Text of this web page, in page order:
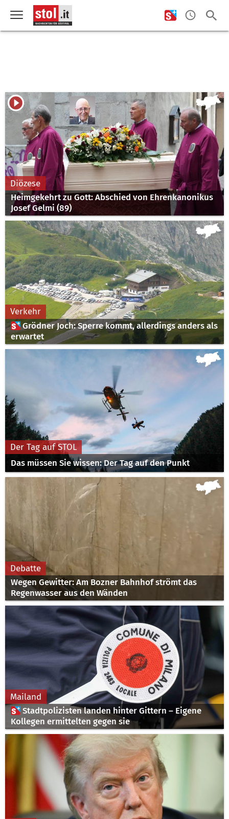
Diözese
Heimgekehrt zu Gott: Abschied von Ehrenkanonikus
Josef Gelmi (89)
Verkehr
 Grödner Joch: Sperre kommt, allerdings anders als
erwartet
Der Tag auf STOL
Das müssen Sie wissen: Der Tag auf den Punkt
Debatte
Wegen Gewitter: Am Bozner Bahnhof strömt das
Regenwasser aus den Wänden
Mailand
 Stadtpolizisten landen hinter Gittern – Eigene
Kollegen ermittelten gegen sie